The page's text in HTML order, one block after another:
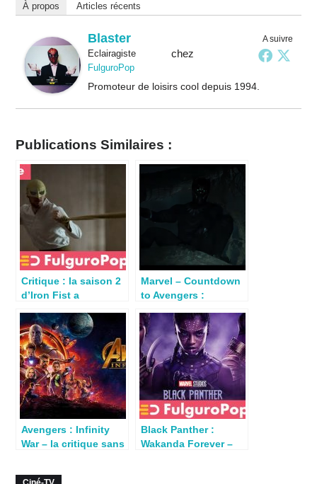
À propos Articles récents
A suivre
Blaster
Eclairagistechez
FulguroPop
Promoteur de loisirs cool depuis 1994.
Publications Similaires :
Critique : la saison 2
d’Iron Fist a
Marvel – Countdown
to Avengers :
Panther
Avengers : Infinity
War – la critique sans
Black Panther :
Wakanda Forever –